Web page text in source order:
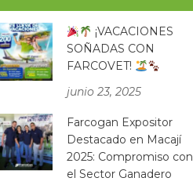
¡VACACIONES
SOÑADAS CON
FARCOVET!
junio 23, 2025
Farcogan Expositor
Destacado en Macají
2025: Compromiso con
el Sector Ganadero